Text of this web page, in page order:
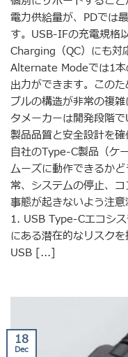
電力供給量が、PDでは
す。USB-IFの充電規格
Charging（QC）にも対
Alternate Modeでは1
出力ができます。この
ブルの構造が非常の複
タメーカーは開発段階
製品品質と安全設計を確
自社のType-C製品（ケ
ムーズに動作できるか
常、システムの停止、
事態が起きないよう注
1. USB Type-Cエコシ
にある潜在的なリスク
USB [...]
18
Dec